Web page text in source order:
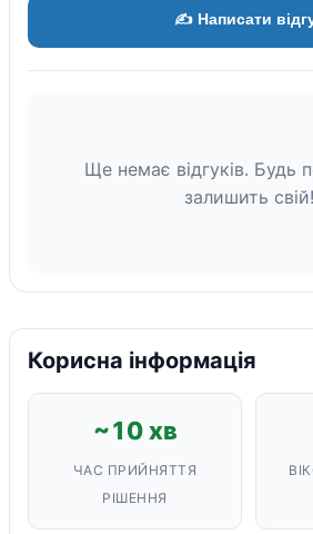
✍️ Написати
Ще немає відгуків. Будь
залишить свій!
Корисна інформація
~10 хв
ЧАС ПРИЙНЯТТЯ
РІШЕННЯ